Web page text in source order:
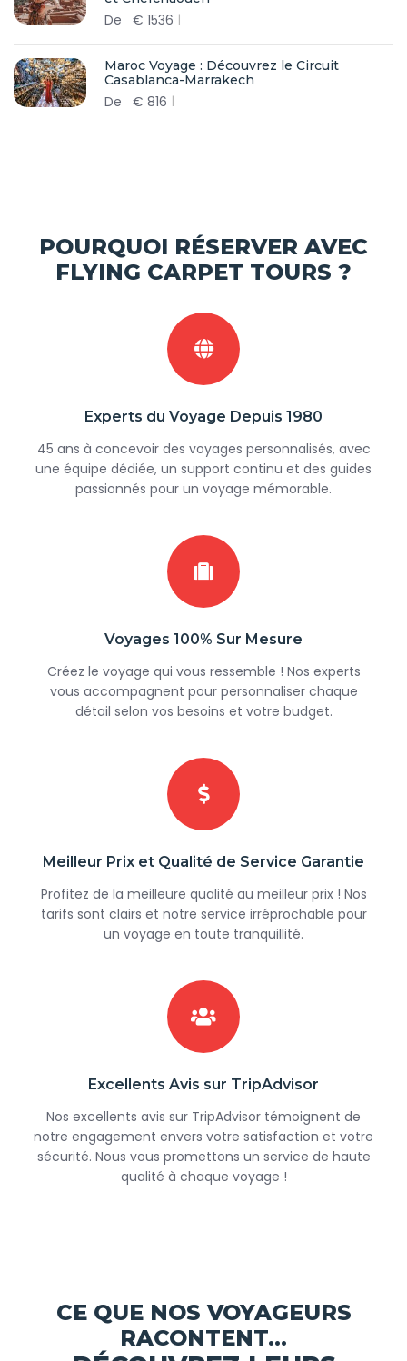
De € 1536
Maroc Voyage : Découvrez le Circuit
Casablanca-Marrakech
De € 816
POURQUOI RÉSERVER AVEC
FLYING CARPET TOURS ?
Experts du Voyage Depuis 1980
45 ans à concevoir des voyages personnalisés, avec
une équipe dédiée, un support continu et des guides
passionnés pour un voyage mémorable.
Voyages 100% Sur Mesure
Créez le voyage qui vous ressemble ! Nos experts
vous accompagnent pour personnaliser chaque
détail selon vos besoins et votre budget.
Meilleur Prix et Qualité de Service Garantie
Profitez de la meilleure qualité au meilleur prix ! Nos
tarifs sont clairs et notre service irréprochable pour
un voyage en toute tranquillité.
Excellents Avis sur TripAdvisor
Nos excellents avis sur TripAdvisor témoignent de
notre engagement envers votre satisfaction et votre
sécurité. Nous vous promettons un service de haute
qualité à chaque voyage !
CE QUE NOS VOYAGEURS
RACONTENT...